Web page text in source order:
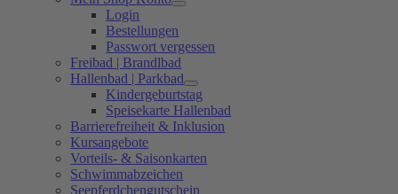
Login
Bestellungen
Passwort vergessen
Freibad | Brandlbad
Hallenbad | Parkbad
Kindergeburtstag
Speisekarte Hallenbad
Barrierefreiheit & Inklusion
Kursangebote
Vorteils- & Saisonkarten
Schwimmabzeichen
Seepferdchengutschein